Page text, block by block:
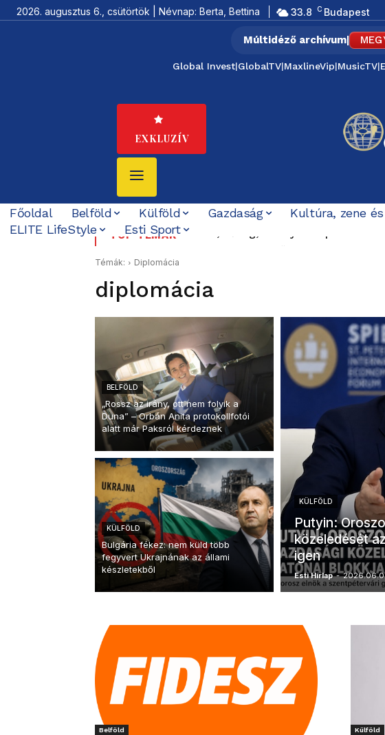
2026. augusztus 6., csütörtök | Névnap: Berta, Bettina 33.8 C Budapest
Múltidéző archívum|
Global Invest|GlobalTV|MaxlineVip|MusicTV|
EXKLUZÍV
Főoldal Belföld Külföld Gazdaság Kultúra, zene
ELITE LifeStyle
Esti Sport
TOP TÉMÁK Felföldi József korábbi nyílt
Témák: Diplomácia
diplomácia
BELFÖLD
„Rossz az irány, ott nem folyik a
Duna” – Orbán Anita protokollfotói
alatt már Paksról kérdeznek
KÜLFÖLD
Bulgária fékez: nem küld több
fegyvert Ukrajnának az állami
készletekből
KÜLFÖLD
Putyin:
közeledését
igen
Esti Hírlap -
Belföld Külföld